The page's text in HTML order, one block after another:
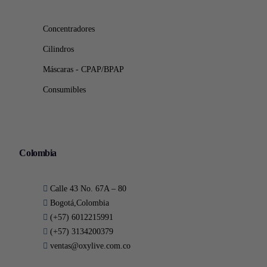
Concentradores
Cilindros
Máscaras - CPAP/BPAP
Consumibles
Colombia
Calle 43 No. 67A – 80
Bogotá,Colombia
(+57) 6012215991
(+57) 3134200379
ventas@oxylive.com.co